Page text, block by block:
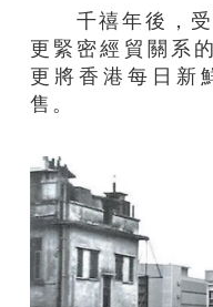
千禧年後，受
更緊密經貿關系
更將香港每日新
售。